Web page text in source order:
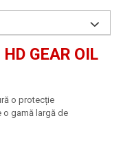
HD GEAR OIL
o protecție
o gamă largă de